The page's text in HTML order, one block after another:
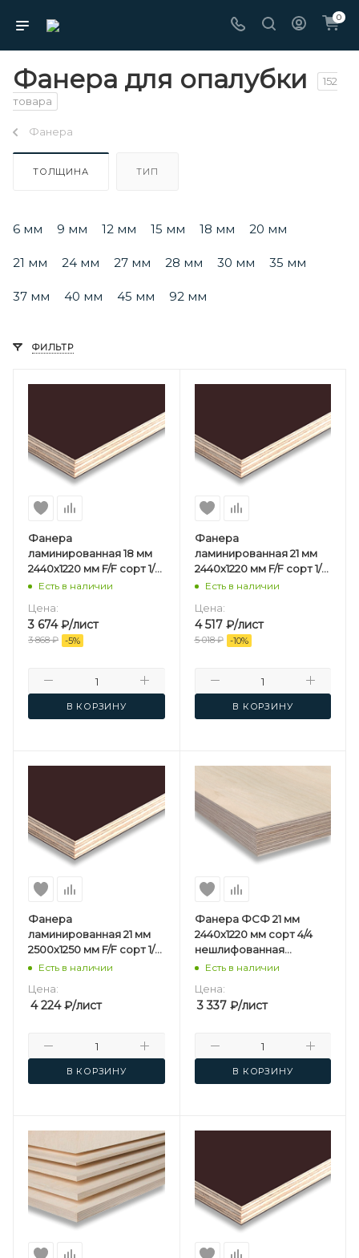
0
Фанера для опалубки
152
товара
Фанера
ТОЛЩИНА ТИП
6 мм 9 мм 12 мм 15 мм 18 мм 20 мм
21 мм 24 мм 27 мм 28 мм 30 мм 35 мм
37 мм 40 мм 45 мм 92 мм
ФИЛЬТР
Фанера
ламинированная 18 мм
2440х1220 мм F/F сорт 1/1
березовая
Есть в наличии
Цена:
3 674₽/лист
3 868₽ -5%
В КОРЗИНУ
Фанера
ламинированная 21 мм
2440х1220 мм F/F сорт 1/1
березовая
Есть в наличии
Цена:
4 517₽/лист
5 018₽ -10%
В КОРЗИНУ
Фанера
ламинированная 21 мм
2500х1250 мм F/F сорт 1/1
березовая
Есть в наличии
Цена:
4 224₽/лист
В КОРЗИНУ
Фанера ФСФ 21 мм
2440х1220 мм сорт 4/4
нешлифованная
березовая
Есть в наличии
Цена:
3 337₽/лист
В КОРЗИНУ